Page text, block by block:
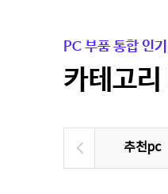
PC 부품 통합 인
카테고
추천pc